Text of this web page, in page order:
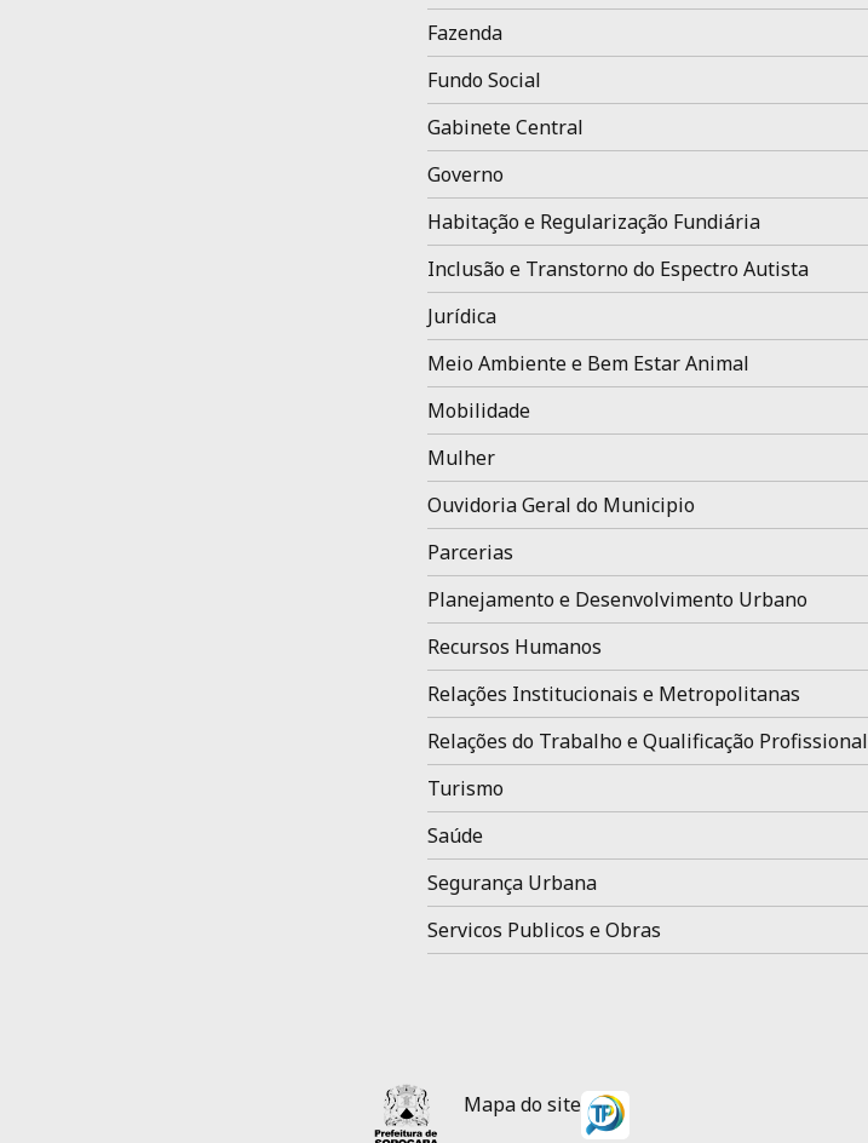
Fazenda
Fundo Social
Gabinete Central
Governo
Habitação e Regularização Fundiária
Inclusão e Transtorno do Espectro Autista
Jurídica
Meio Ambiente e Bem Estar Animal
Mobilidade
Mulher
Ouvidoria Geral do Municipio
Parcerias
Planejamento e Desenvolvimento Urbano
Recursos Humanos
Relações Institucionais e Metropolitanas
Relações do Trabalho e Qualificação Profissional
Turismo
Saúde
Segurança Urbana
Servicos Publicos e Obras
Mapa do site